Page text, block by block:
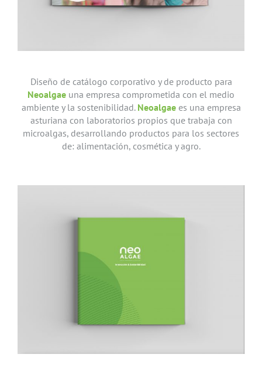
Diseño de catálogo corporativo y de producto para
Neoalgae una empresa comprometida con el medio
ambiente y la sostenibilidad. Neoalgae es una empresa
asturiana con laboratorios propios que trabaja con
microalgas, desarrollando productos para los sectores
de: alimentación, cosmética y agro.